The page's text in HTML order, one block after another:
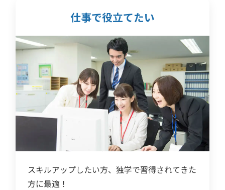
仕事で役立てたい
スキルアップしたい方、独学で習得されてきた
方に最適！